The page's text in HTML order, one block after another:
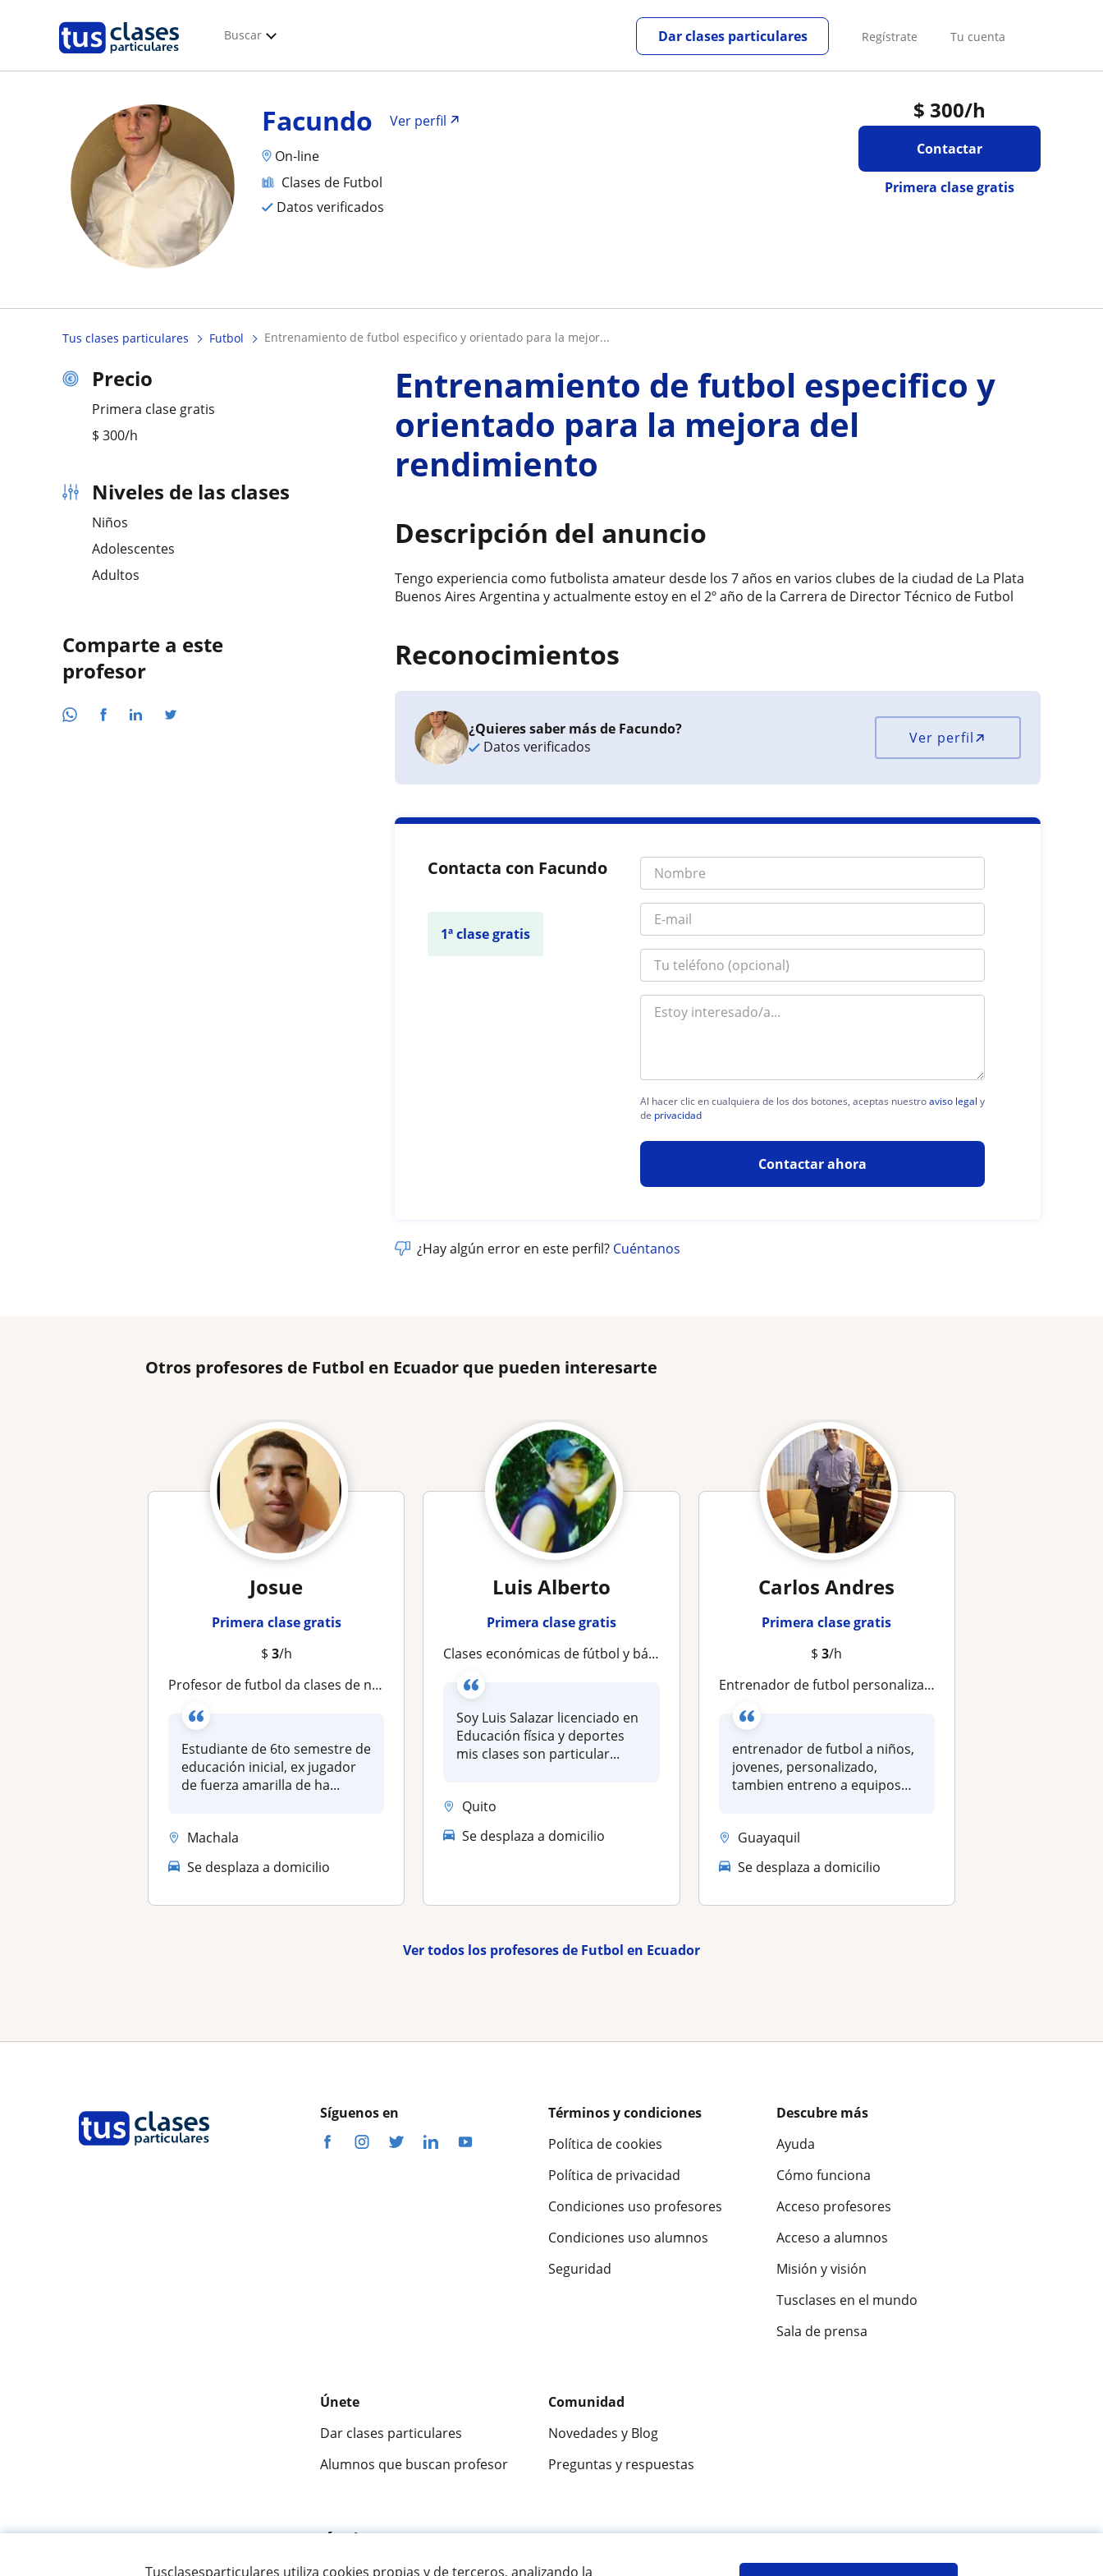
Tusclasesparticulares utiliza cookies propias y de terceros, analizando la
Buscar Regístrate Tu cuenta
Dar clases particulares
$ 300/h
Contactar
Primera clase gratis
Facundo
Ver perfil
On-line
Clases de Futbol
Datos verificados
Tus clases particulares Futbol entrenamiento de futbol especifico y orientado para la mejor...
Precio
Primera clase gratis
$ 300/h
Niveles de las clases
Niños
Adolescentes
Adultos
Comparte a este
profesor
Entrenamiento de futbol especifico y
orientado para la mejora del
rendimiento
Descripción del anuncio
Tengo experiencia como futbolista amateur desde los 7 años en varios clubes de la ciudad de La Plata
Buenos Aires Argentina y actualmente estoy en el 2º año de la Carrera de Director Técnico de Futbol
Reconocimientos
¿Quieres saber más de Facundo?
Datos verificados
Ver perfil
Contacta con Facundo
1ª clase gratis
Al hacer clic en cualquiera de los dos botones, aceptas nuestroaviso legal y
de privacidad
Contactar ahora
¿Hay algún error en este perfil? Cuéntanos
Otros profesores de Futbol en Ecuador que pueden interesarte
Josue
Primera clase gratis
$ 3/h
Profesor de futbol da clases de niños de 9 a 10 años
Estudiante de 6to semestre de
educación inicial, ex jugador
de fuerza amarilla de ha...
Machala
Se desplaza a domicilio
Luis Alberto
Primera clase gratis
Clases económicas de fútbol y básquet las clases son lúdicas aprenderas fundamentos técnica ,tácticas de los deportes jugando
Soy Luis Salazar licenciado en
Educación física y deportes
mis clases son particular...
Quito
Se desplaza a domicilio
Carlos Andres
Primera clase gratis
$3/h
entrenador de futbol personalizado y a grupos de niños jovenes
entrenador de futbol a niños,
jovenes, personalizado,
tambien entreno a equipos
Guayaquil
Se desplaza a domicilio
Ver todos los profesores de Futbol en Ecuador
Síguenos en
Términos y condiciones
Política de cookies
Política de privacidad
Condiciones uso profesores
Condiciones uso alumnos
Seguridad
Descubre más
Ayuda
Cómo funciona
Acceso profesores
Acceso a alumnos
Misión y visión
Tusclases en el mundo
Sala de prensa
Únete
Dar clases particulares
Alumnos que buscan profesor
Comunidad
Novedades y Blog
Preguntas y respuestas
Fantástica 9,5/10 ★★★★★